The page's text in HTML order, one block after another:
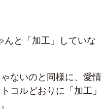
んと「加工」していな
ないのと同様に、愛情
コルどおりに「加工」